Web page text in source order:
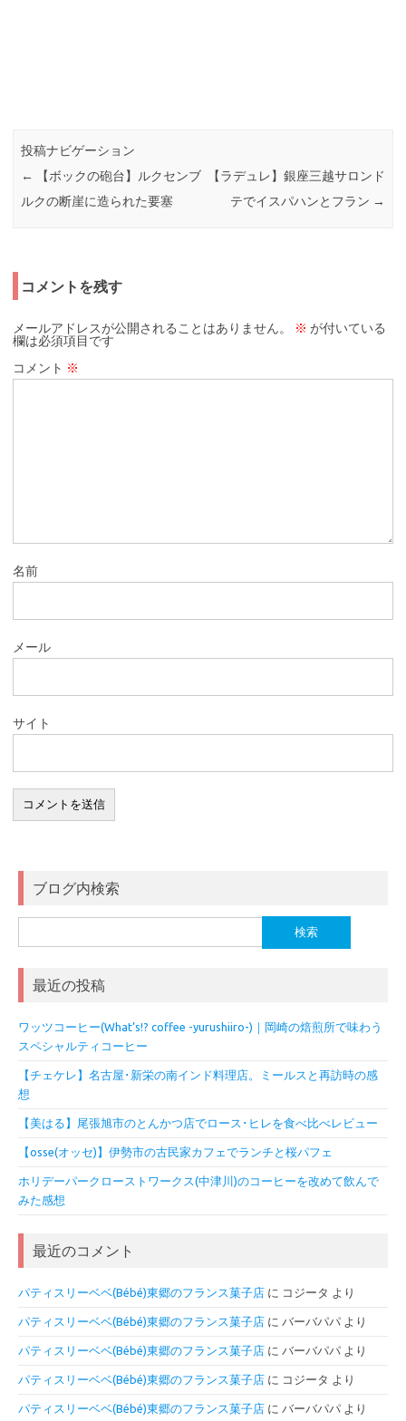
投稿ナビゲーション
←
【ボックの砲台】ルクセンブ
ルクの断崖に造られた要塞
【ラデュレ】銀座三越サロンド
テでイスパハンとフラン →
コメントを残す
メールアドレスが公開されることはありません。 ※ が付いている
欄は必須項目です
コメント ※
名前
メール
サイト
ブログ内検索
索:
最近の投稿
ワッツコーヒー(What’s!? coffee -yurushiiro-)｜岡崎の焙煎所で味わう
スペシャルティコーヒー
【チェケレ】名古屋･新栄の南インド料理店。ミールスと再訪時の感
想
【美はる】尾張旭市のとんかつ店でロース･ヒレを食べ比べレビュー
【osse(オッセ)】伊勢市の古民家カフェでランチと桜パフェ
ホリデーパークローストワークス(中津川)のコーヒーを改めて飲んで
みた感想
最近のコメント
パティスリーベベ(Bébé)東郷のフランス菓子店 に コジータ より
パティスリーベベ(Bébé)東郷のフランス菓子店 に バーバパパ より
パティスリーベベ(Bébé)東郷のフランス菓子店 に バーバパパ より
パティスリーベベ(Bébé)東郷のフランス菓子店 に コジータ より
パティスリーベベ(Bébé)東郷のフランス菓子店 に バーバパパ より